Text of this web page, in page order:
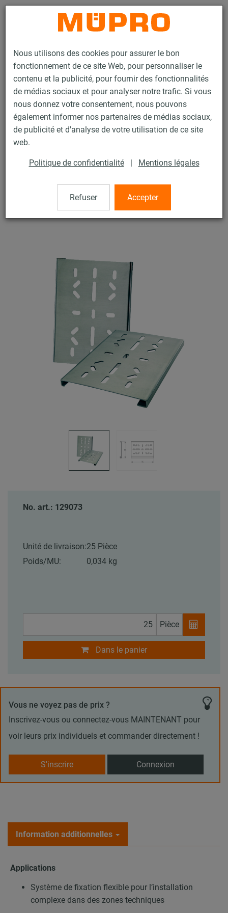
Nous utilisons des cookies pour assurer le bon
fonctionnement de ce site Web, pour personnaliser le
contenu et la publicité, pour fournir des fonctionnalités
de médias sociaux et pour analyser notre trafic. Si vous
nous donnez votre consentement, nous pouvons
également informer nos partenaires de médias sociaux,
de publicité et d'analyse de votre utilisation de ce site
web.
Politique de confidentialité | Mentions légales
Refuser Accepter
Contact
Produits Technique de fixation
Rails d'installation
Plaque de renfort StaboFix®
Plaque de renfort StaboFix®
Plaque de renfort StaboFix®, zinguée
No. art.: 129073
Unité de livraison:25 Pièce
Poids/MU:
0,034 kg
Pièce
Dans le panier
Vous ne voyez pas de prix ?
Inscrivez-vous ou connectez-vous MAINTENANT pour
voir leurs prix individuels et commander directement !
S'inscrire Connexion
Information additionnelles
Applications
Système de fixation flexible pour l’installation
complexe dans des zones techniques